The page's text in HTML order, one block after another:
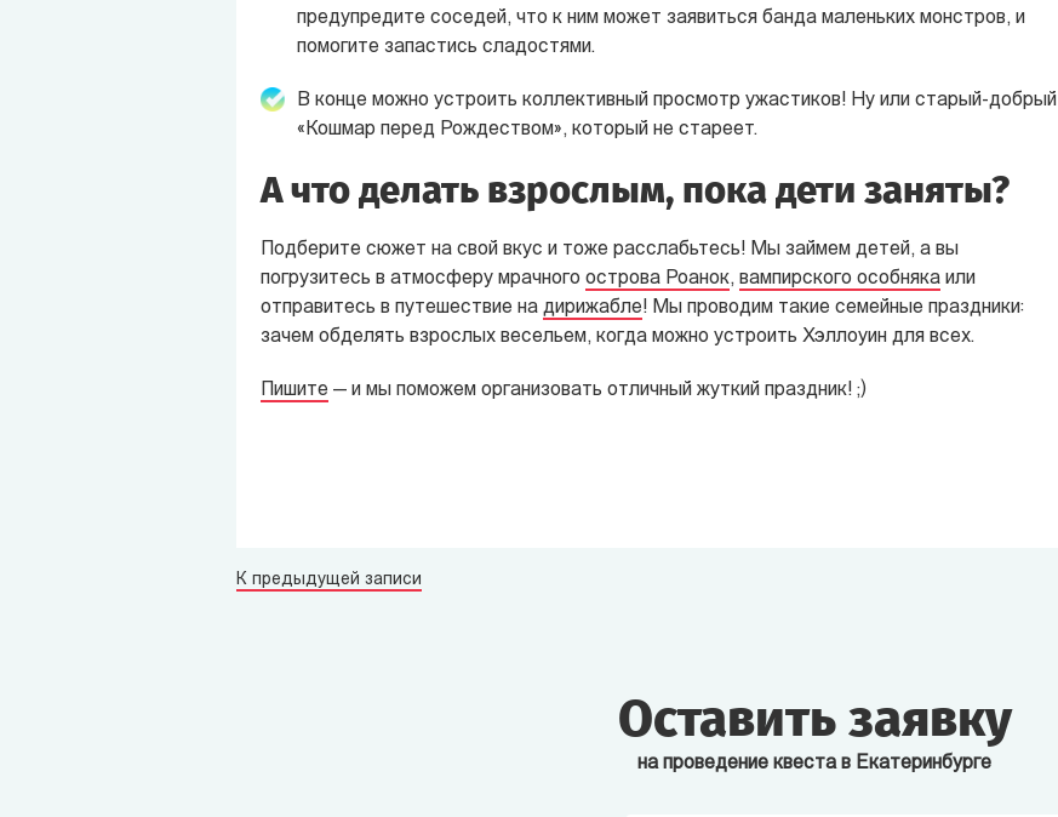
предупредите соседей, что к ним может заявиться банда маленьких монстров, и
помогите запастись сладостями.
В конце можно устроить коллективный просмотр ужастиков! Ну или старый-добрый
«Кошмар перед Рождеством», который не стареет.
А что делать взрослым, пока дети заняты?
Подберите сюжет на свой вкус и тоже расслабьтесь! Мы займем детей, а вы
погрузитесь в атмосферу мрачного острова Роанок, вампирского особнякаили
отправитесь в путешествие на дирижабле! Мы проводим такие семейные праздники:
зачем обделять взрослых весельем, когда можно устроить Хэллоуин для всех.
Пишите — и мы поможем организовать отличный жуткий праздник! ;)
К предыдущей записи
Оставить заявку
на проведение квеста в Екатеринбурге